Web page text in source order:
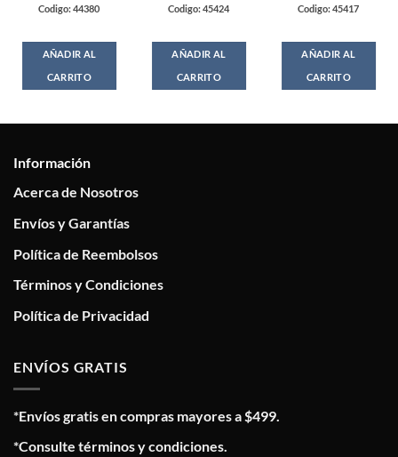
Codigo: 44380
AÑADIR AL
CARRITO
Codigo: 45424
AÑADIR AL
CARRITO
Codigo: 45417
AÑADIR AL
CARRITO
Información
Acerca de Nosotros
Envíos y Garantías
Política de Reembolsos
Términos y Condiciones
Política de Privacidad
ENVÍOS GRATIS
*Envíos gratis en compras mayores a $499.
*Consulte términos y condiciones.